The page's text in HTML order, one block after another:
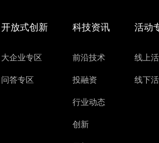
开放式创新
大企业专区
问答专区
科技资讯
前沿技术
投融资
行业动态
创新
活动
线上
线下